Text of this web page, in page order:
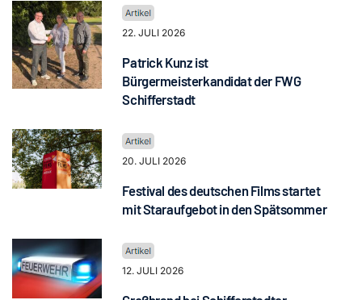
22. JULI 2026
Patrick Kunz ist
Bürgermeisterkandidat der FWG
Schifferstadt
20. JULI 2026
Festival des deutschen Films startet
mit Staraufgebot in den Spätsommer
12. JULI 2026